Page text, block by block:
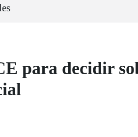
para decidir